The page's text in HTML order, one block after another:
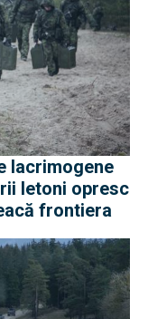
lacrimogene
letoni opresc
frontiera